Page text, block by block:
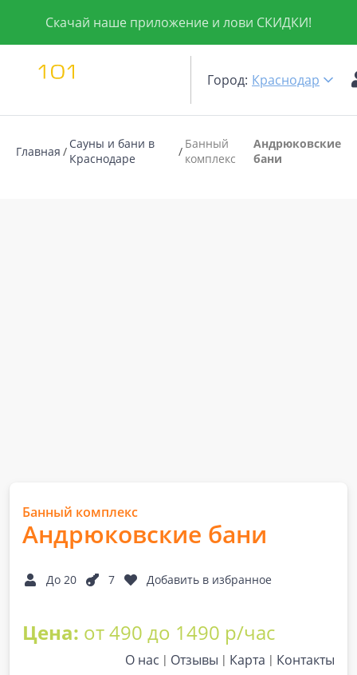
Скачай наше приложение и лови СКИДКИ!
Город: Краснодар
Главная
Сауны и бани в
Краснодаре
Банный
комплекс
Андрюковские
бани
Банный комплекс
Андрюковские бани
До 20 7 Добавить в избранное
Цена: от 490 до 1490 р/час
О нас Отзывы Карта Контакты